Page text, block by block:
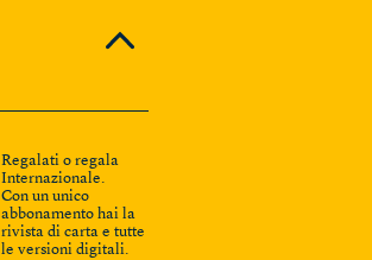
Regalati o regala
Internazionale.
Con un unico
abbonamento hai la
rivista di carta e tutte
le versioni digitali.